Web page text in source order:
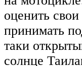
оценить
принимать
таки
солнце